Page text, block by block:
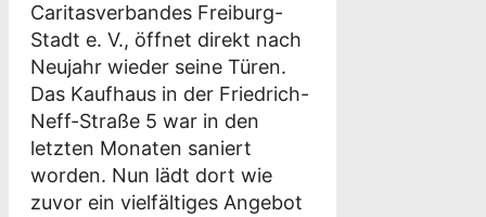
Caritasverbandes Freiburg-
Stadt e. V., öffnet direkt nach
Neujahr wieder seine Türen.
Das Kaufhaus in der Friedrich-
Neff-Straße 5 war in den
letzten Monaten saniert
worden. Nun lädt dort wie
zuvor ein vielfältiges Angebot